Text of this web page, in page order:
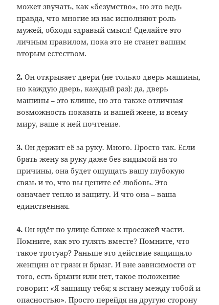
может звучать, как «безумство», но это ведь
правда, что многие из нас исполняют роль
мужей, обходя здравый смысл! Сделайте это
личным правилом, пока это не станет вашим
вторым естеством.
2.Он открывает двери (не только дверь машины,
но каждую дверь, каждый раз): да, дверь
машины – это клише, но это также отличная
возможность показать и вашей жене, и всему
миру, ваше к ней почтение.
3.Он держит её за руку. Много. Просто так. Если
брать жену за руку даже без видимой на то
причины, она будет ощущать вашу глубокую
связь и то, что вы цените её любовь. Это
означает тепло и защиту. И что она – ваша
единственная.
4.Он идёт по улице ближе к проезжей части.
Помните, как это гулять вместе? Помните, что
такое тротуар? Раньше это действие защищало
женщин от грязи и брызг. И вне зависимости от
того, есть брызги или нет, такое положение
говорит: «Я защищу тебя; я встану между тобой и
опасностью». Просто перейдя на другую сторону